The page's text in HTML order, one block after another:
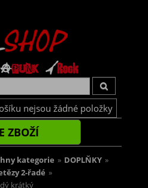
nejsou žádné položky
ZBOŽÍ
kategorie » DOPLŇKY »
2-řadé »
krátký